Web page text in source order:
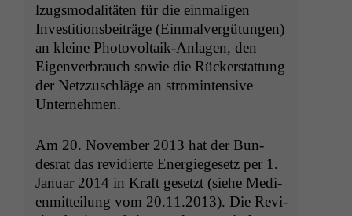
lzugsmodal­itäten für die ein­ma­li­gen
Investi­tions­beiträge (Ein­malvergü­tun­gen)
an kleine Pho­to­voltaik-Anla­gen, den
Eigen­ver­brauch sowie die Rück­er­stat­tung
der Net­z­zuschläge an stro­minten­sive
Unternehmen.
Am 20. Novem­ber 2013 hat der Bun­
desrat das rev­i­dierte Energiege­setz per 1.
Jan­u­ar 2014 in Kraft geset­zt (siehe Medi­
en­mit­teilung vom 20.11.2013). Die Revi­